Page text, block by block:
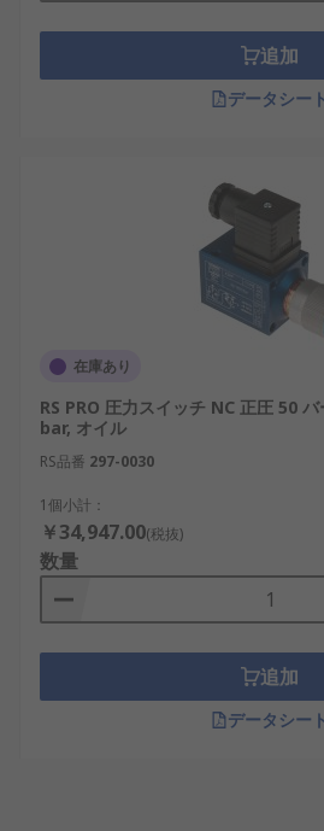
追加
データシート
在庫あり
RS PRO 圧力スイッチ NC 正圧 50
bar, オイル
RS品番 297-0030
1個小計：
￥34,947.00(税抜)
数量
追加
データシート